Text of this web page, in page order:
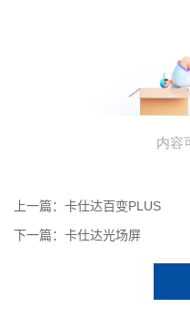
上一篇：卡仕达百变PLUS
下一篇：卡仕达光场屏